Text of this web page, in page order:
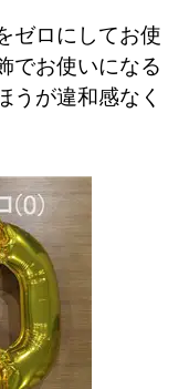
ゼロにしてお使
でお使いになる
うが違和感なく